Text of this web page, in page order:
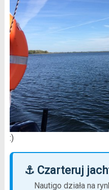
:)
⚓ Czarteruj
Nautigo działa na